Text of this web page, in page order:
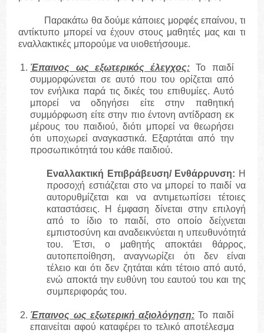
Παρακάτω θα δούμε κάποιες μορφές επαίνου, τι
αντίκτυπο μπορεί να έχουν στους μαθητές μας και τι
εναλλακτικές μπορούμε να υιοθετήσουμε.
Έπαινος ως εξωτερικός έλεγχος: Το παιδί
συμμορφώνεται σε αυτό που του ορίζεται από
τον ενήλικα παρά τις δικές του επιθυμίες. Αυτό
μπορεί να οδηγήσει είτε στην παθητική
συμμόρφωση είτε στην πιο έντονη αντίδραση εκ
μέρους του παιδιού, διότι μπορεί να θεωρήσει
ότι υποχωρεί αναγκαστικά. Εξαρτάται από την
προσωπικότητά του κάθε παιδιού.
Εναλλακτική Επιβράβευση/ Ενθάρρυνση: Η
προσοχή εστιάζεται στο να μπορεί το παιδί να
αυτορυθμίζεται και να αντιμετωπίσει τέτοιες
καταστάσεις. Η έμφαση δίνεται στην επιλογή
από το ίδιο το παιδί, στο οποίο δείχνεται
εμπιστοσύνη και αναδεικνύεται η υπευθυνότητά
του. Έτσι, ο μαθητής αποκτάει θάρρος,
αυτοπεποίθηση, αναγνωρίζει ότι δεν είναι
τέλειο και ότι δεν ζητάται κάτι τέτοιο από αυτό,
ενώ αποκτά την ευθύνη του εαυτού του και της
συμπεριφοράς του.
Έπαινος ως εξωτερική αξιολόγηση: Το παιδί
επαινείται αφού καταφέρει το τελικό αποτέλεσμα